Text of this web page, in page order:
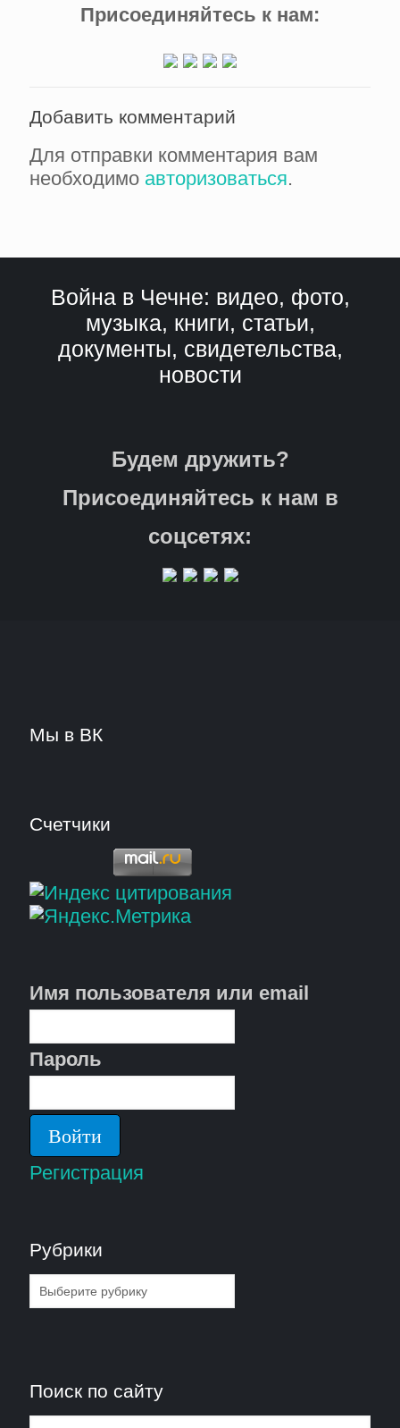
Присоединяйтесь к нам:
Добавить комментарий
Для отправки комментария вам
необходимо авторизоваться.
Война в Чечне: видео, фото,
музыка, книги, статьи,
документы, свидетельства,
новости
Будем дружить?
Присоединяйтесь к нам в
соцсетях:
Мы в ВК
Счетчики
Имя пользователя или email
Пароль
Регистрация
Рубрики
Рубрики
Поиск по сайту